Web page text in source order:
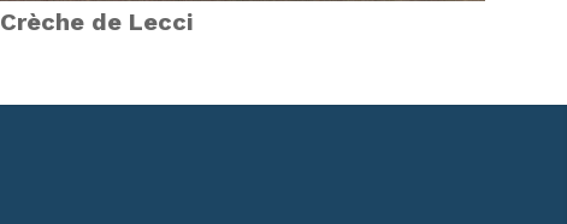
Crèche de Lecci